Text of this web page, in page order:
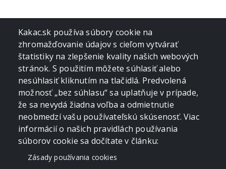
Kakac.sk používa súbory cookie na
zhromažďovanie údajov s cieľom vytvárať
štatistiky na zlepšenie kvality našich webových
stránok. S použitím môžete súhlasiť alebo
nesúhlasiť kliknutím na tlačidlá. Predvolená
možnosť „bez súhlasu“ sa uplatňuje v prípade,
že sa nevydá žiadna voľba a odmietnutie
neobmedzí vašu používateľskú skúsenosť. Viac
informácií o našich pravidlách používania
súborov cookie sa dočítate v článku:
Zásady používania cookies